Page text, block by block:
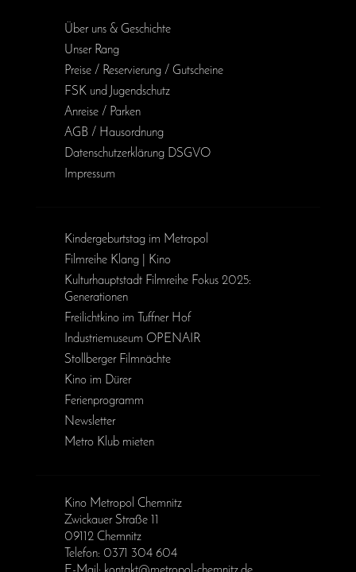
Über uns & Geschichte
Unser Rang
Preise / Reservierung / Gutscheine
FSK und Jugendschutz
Anreise / Parken
AGB / Haus­ordnung
Daten­schutz­erklärung DSGVO
Impressum
Kinder­geburts­tag im Metropol
Filmreihe Klang | Kino
Kulturhauptstadt Filmreihe Fokus 2025:
Generationen
Freilichtkino im Tuffner Hof
Industriemuseum OPENAIR
Stollberger Filmnächte
Kino im Dürer
Ferienprogramm
Newsletter
Metro Klub mieten
Kino Metropol Chemnitz
Zwickauer Straße 11
09112 Chemnitz
Telefon: 0371 304 604